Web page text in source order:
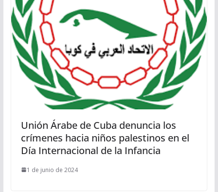
Unión Árabe de Cuba denuncia los
crímenes hacia niños palestinos en el
Día Internacional de la Infancia
1 de junio de 2024